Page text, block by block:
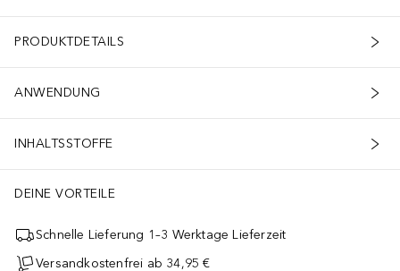
PRODUKTDETAILS
ANWENDUNG
INHALTSSTOFFE
DEINE VORTEILE
Schnelle Lieferung 1–3 Werktage Lieferzeit
Versandkostenfrei ab 34,95 €